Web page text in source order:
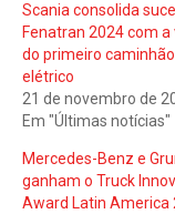
Scania consolida
Fenatran 2024 com a
do primeiro caminhão
elétrico
21 de novembro de
Em "Últimas notícias"
Mercedes-Benz e
ganham o Truck
Award Latin America